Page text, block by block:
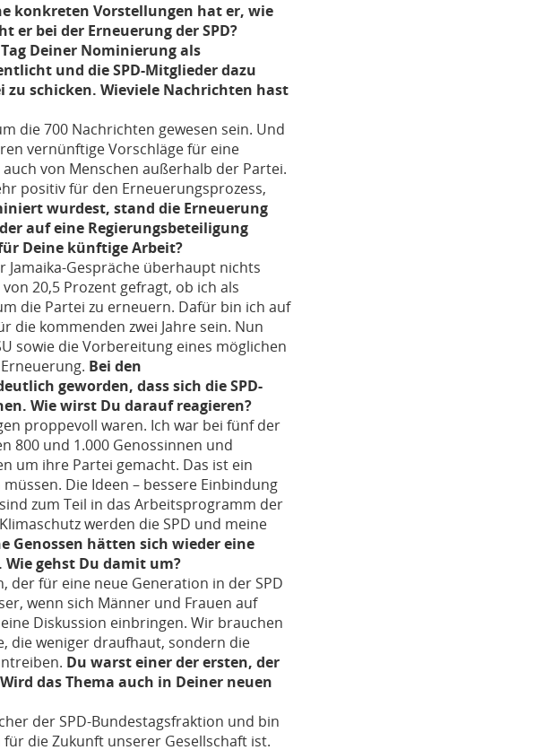
konkreten Vorstellungen hat er, wie
er bei der Erneuerung der SPD?
Deiner Nominierung als
und die SPD-Mitglieder dazu
schicken. Wieviele Nachrichten hast
die 700 Nachrichten gewesen sein. Und
vernünftige Vorschläge für eine
von Menschen außerhalb der Partei.
positiv für den Erneuerungsprozess,
wurdest, stand die Erneuerung
auf eine Regierungsbeteiligung
Deine künftige Arbeit?
Gespräche überhaupt nichts
20,5 Prozent gefragt, ob ich als
die Partei zu erneuern. Dafür bin ich auf
die kommenden zwei Jahre sein. Nun
sowie die Vorbereitung eines möglichen
Bei den
geworden, dass sich die SPD-
Wie wirst Du darauf reagieren?
proppevoll waren. Ich war bei fünf der
800 und 1.000 Genossinnen und
um ihre Partei gemacht. Das ist ein
Die Ideen – bessere Einbindung
zum Teil in das Arbeitsprogramm der
werden die SPD und meine
Genossen hätten sich wieder eine
Wie gehst Du damit um?
der für eine neue Generation in der SPD
wenn sich Männer und Frauen auf
Diskussion einbringen. Wir brauchen
die weniger draufhaut, sondern die
Du warst einer der ersten, der
das Thema auch in Deiner neuen
der SPD-Bundestagsfraktion und bin
die Zukunft unserer Gesellschaft ist.